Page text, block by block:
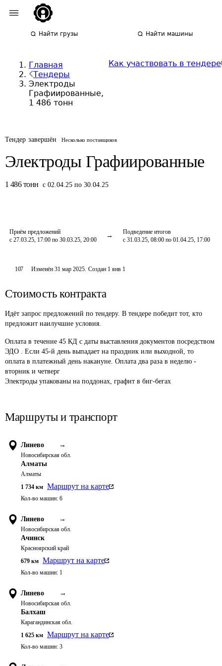
Найти грузы Найти машины
Главная
Тендеры
Электроды
Графиированные,
1 486 тонн
Как участвовать в тендере
Тендер завершён Несколько поставщиков
Электроды Графиированные
1 486 тонн с 02.04.25 по 30.04.25
Приём предложений
с 27.03.25, 17:00 по 30.03.25, 20:00
Подведение итогов
с 31.03.25, 08:00 по 01.04.25, 17:00
107 Изменён31 мар 2025. Создан 1 янв 1
Стоимость контракта
Идёт запрос предложений по тендеру. В тендере победит тот, кто
предложит наилучшие условия.
Оплата в течение 45 КД с даты выставления документов посредством
ЭДО . Если 45-й день выпадает на праздник или выходной, то
оплата в платежный день накануне. Оплата два раза в неделю -
вторник и четверг
Электроды упакованы на поддонах, графит в биг-бегах
Маршруты и транспорт
Линево →
Новосибирская обл.
Алматы
Алматы
1 734 км Маршрут на карте
Кол-во машин: 6
Линево →
Новосибирская обл.
Ачинск
Красноярский край
679 км Маршрут на карте
Кол-во машин: 1
Линево →
Новосибирская обл.
Балхаш
Карагандинская обл.
1 625 км Маршрут на карте
Кол-во машин: 3